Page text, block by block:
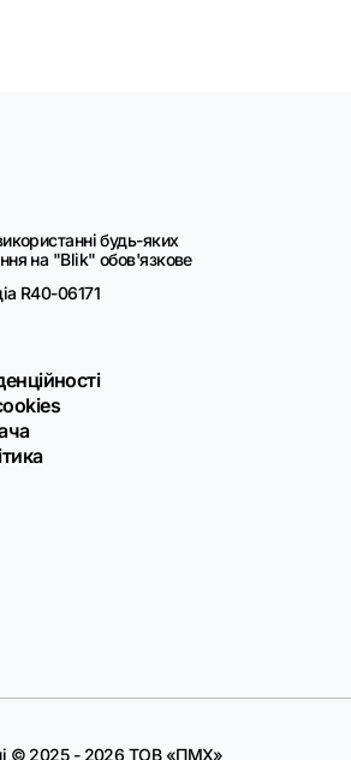
будь-яких
на "Blik" обов'язкове
R40-06171
© 2025 - 2026 ТОВ «ПМХ»